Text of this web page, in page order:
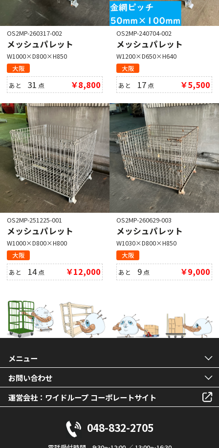
OS2MP-260317-002
メッシュパレット
W1000×D800×H850
大阪
あと31 点 ￥8,800
OS2MP-240704-002
メッシュパレット
W1200×D650×H640
大阪
あと 17 点 ￥5,500
OS2MP-251225-001
メッシュパレット
W1000×D800×H800
大阪
あと 14点 ￥12,000
OS2MP-260629-003
メッシュパレット
W1030×D800×H850
大阪
あと 9 点 ￥9,000
メニュー
お問い合わせ
運営会社：ワイドループ コーポレートサイト
048-832-2705